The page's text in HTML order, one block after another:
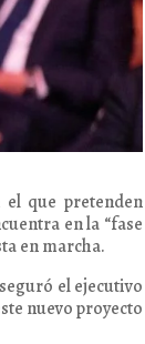
que pretenden
en la “fase
en marcha.
el ejecutivo
nuevo proyecto